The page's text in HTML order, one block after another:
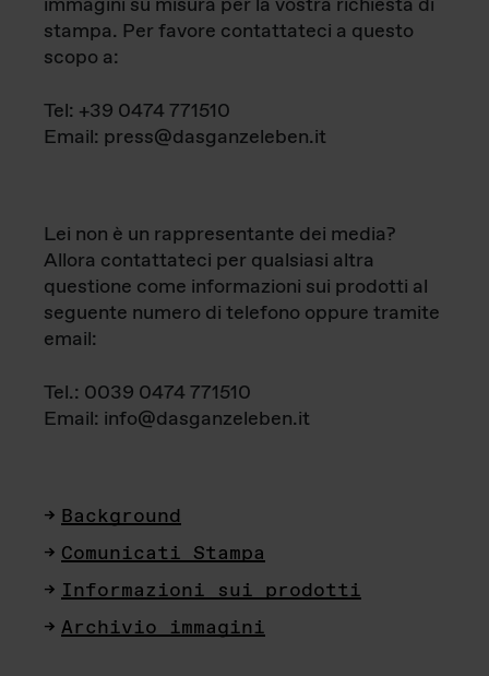
stampa. Per favore contattateci a questo
scopo a:
Tel: +39 0474 771510
Email: press@dasganzeleben.it
Lei non è un rappresentante dei media?
Allora contattateci per qualsiasi altra
questione come informazioni sui prodotti al
seguente numero di telefono oppure tramite
email:
Tel.: 0039 0474 771510
Email: info@dasganzeleben.it
Background
Comunicati Stampa
Informazioni sui prodotti
Archivio immagini